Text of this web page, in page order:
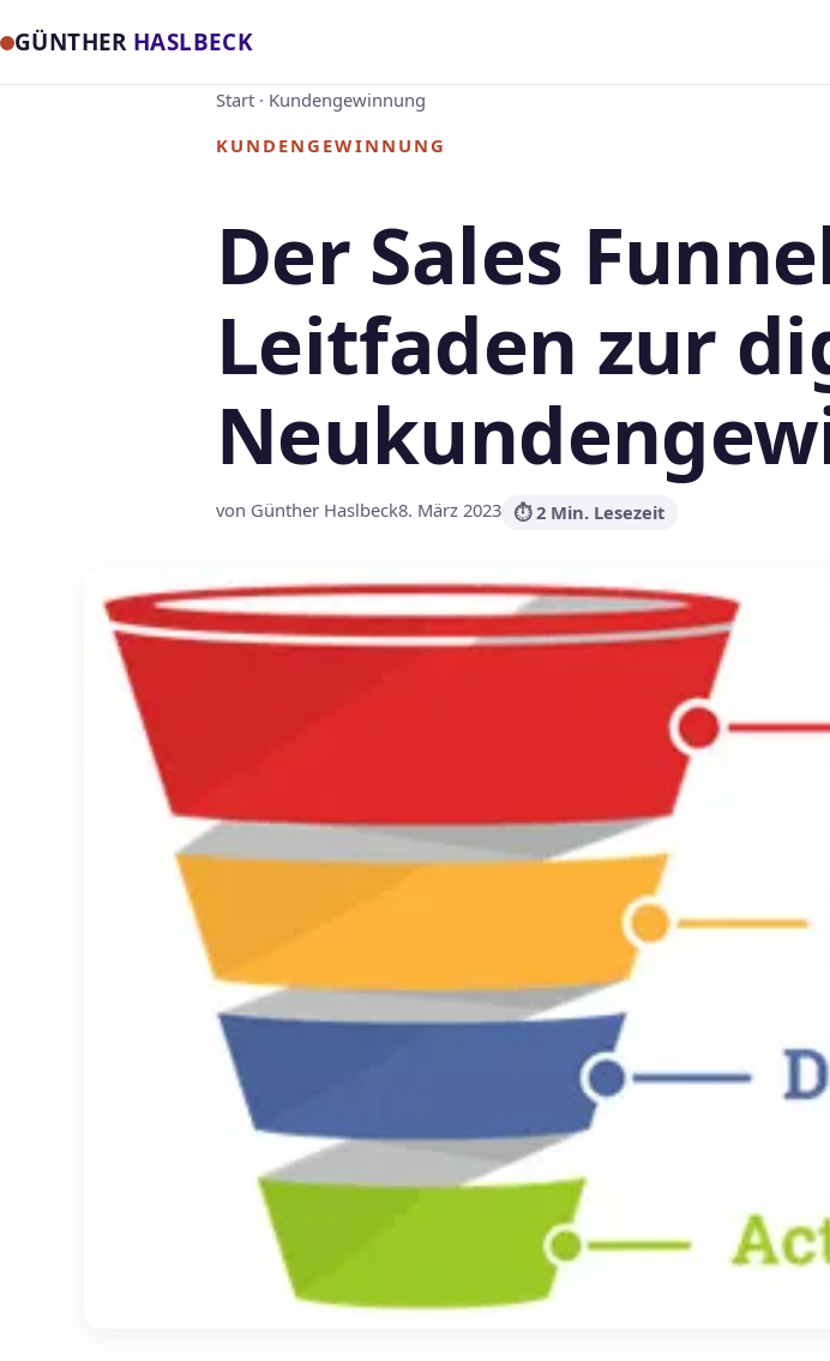
GÜNTHER HASLBECK
Start · Kundengewinnung
KUNDENGEWINNUNG
Der Sales
Leitfaden zur
von Günther Haslbeck8. März 2023 ⏱ 2 Min. Lesezeit